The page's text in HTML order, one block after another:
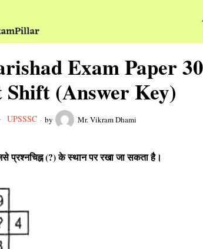
Exam Paper
(Answer Key)
UPSSSC by Mr. Vikram Dhami
प्रश्नचिह्न (?) के स्थान पर रखा जा सकता है।